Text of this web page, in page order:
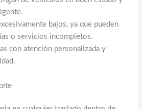
bajos, ya que pueden
o servicios incompletos.
con atención personalizada y